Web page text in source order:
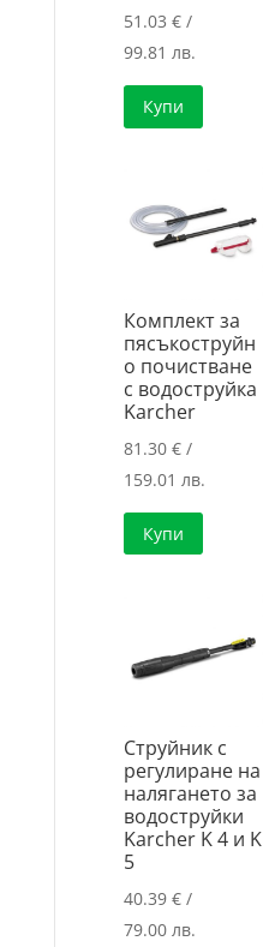
51.03€ /
99.81 лв.
Купи
Комплект за
пясъкоструйн
о почистване
с водоструйка
Karcher
81.30€ /
159.01 лв.
Купи
Струйник с
регулиране на
налягането за
водоструйки
Karcher K 4 и K
5
40.39€ /
79.00 лв.